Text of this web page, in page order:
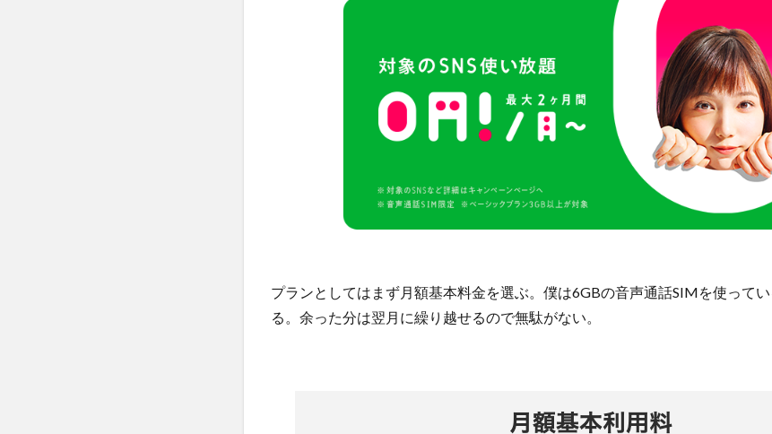
プランとしてはまず月額基本料金を選ぶ。僕は6GBの音声通話SIMを使って
る。余った分は翌月に繰り越せるので無駄がない。